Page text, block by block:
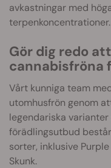
avkastningar med
terpenkoncentrationer.
Gör dig redo
cannabisfröna
Vårt kunniga team
utomhusfrön genom
legendariska
förädlingsutbud
sorter, inklusive
Skunk.